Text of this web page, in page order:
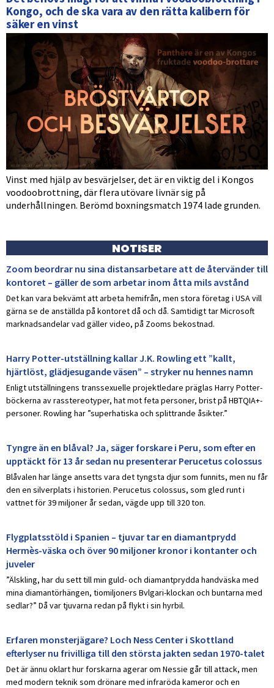
Kongo, och de ska vara av den rätta kalibern för
säker en vinst
Vinst med hjälp av besvärjelser, det är en viktig del i Kongos
voodoobrottning, där flera utövare livnär sig på
underhållningen. Berömd boxningsmatch 1974 lade grunden.
NOTISER
Zoom beordrar nu sina distansarbetare att de återvänder till
kontoret – gäller de som arbetar inom åtta mils avstånd
Det kan vara bekvämt att arbeta hemifrån, men stora företag i USA vill
gärna se de anställda på kontoret då och då. Samtidigt tar Microsoft
marknadsandelar vad gäller video, på Zooms bekostnad.
Harry Potter-utställning kallar J.K. Rowling ett ”kallt,
hjärtlöst, glädjesugande väsen” – stryker nu hennes namn
Enligt utställningens transsexuelle projektledare präglas Harry Potter-
böckerna av rasstereotyper, hat mot feta personer, brist på HBTQIA+-
personer. Rowling har ”superhatiska och splittrande åsikter.”
Tyngre än en blåval? Ja, säger forskare i Peru, som efter en
upptäckt för 13 år sedan nu presenterar Perucetus colossus
Blåvalen har länge ansetts vara det tyngsta djur som funnits, men nu får
den en silverplats i historien. Perucetus colossus, som gled runt i
vattnet för 39 miljoner år sedan, vägde upp till 320 ton.
Flygplatsstöld i Spanien – tjuvar tar en diamantprydd
Hermès-väska och över 90 miljoner kronor i kontanter och
juveler
”Älskling, har du sett till min guld- och diamantprydda handväska med
mina diamantörhängen, tiomiljoners Bvlgari-klockan och buntarna med
sedlar?” Då var tjuvarna redan på flykt i sin hyrbil.
Erfaren monsterjägare? Loch Ness Center i Skottland
efterlyser nu frivilliga till den största jakten sedan 1970-talet
Det är ännu oklart hur forskarna agerar om Nessie går till attack, men
med modern teknik som drönare med infraröda kameror och en